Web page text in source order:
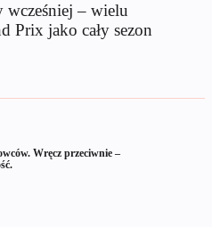
wcześniej – wielu
Prix jako cały sezon
Wręcz przeciwnie –